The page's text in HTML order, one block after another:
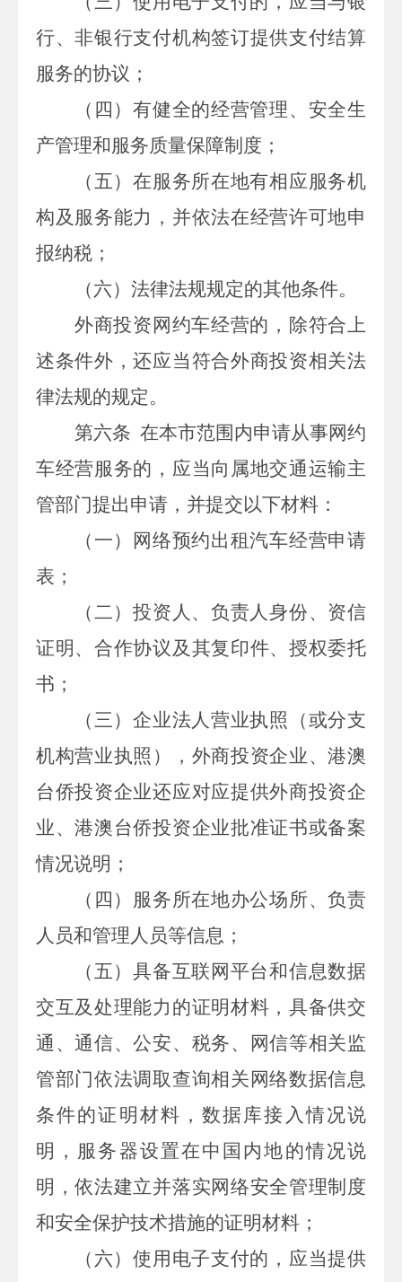
行、非银行支付机构签订提供支付结算
服务的协议；
（四）有健全的经营管理、安全生
产管理和服务质量保障制度；
（五）在服务所在地有相应服务机
构及服务能力，并依法在经营许可地申
报纳税；
（六）法律法规规定的其他条件。
外商投资网约车经营的，除符合上
述条件外，还应当符合外商投资相关法
律法规的规定。
第六条 在本市范围内申请从事网约
车经营服务的，应当向属地交通运输主
管部门提出申请，并提交以下材料：
（一）网络预约出租汽车经营申请
表；
（二）投资人、负责人身份、资信
证明、合作协议及其复印件、授权委托
书；
（三）企业法人营业执照（或分支
机构营业执照），外商投资企业、港澳
台侨投资企业还应对应提供外商投资企
业、港澳台侨投资企业批准证书或备案
情况说明；
（四）服务所在地办公场所、负责
人员和管理人员等信息；
（五）具备互联网平台和信息数据
交互及处理能力的证明材料，具备供交
通、通信、公安、税务、网信等相关监
管部门依法调取查询相关网络数据信息
条件的证明材料，数据库接入情况说
明，服务器设置在中国内地的情况说
明，依法建立并落实网络安全管理制度
和安全保护技术措施的证明材料；
（六）使用电子支付的，应当提供